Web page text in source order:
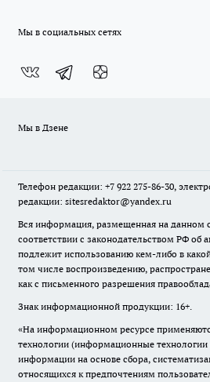
Мы в социальных сетях
Мы в Дзене
Телефон редакции: +7 922 275-86-30,
редакции: sitesredaktor@yandex.ru
Вся информация, размещенная на данном
соответствии с законодательством РФ об
подлежит использованию кем-либо в
том числе воспроизведению,
как с письменного разрешения
Знак информационной продукции: 16+.
«На информационном ресурсе
технологии (информационные технологии
информации на основе сбора,
относящихся к предпочтениям